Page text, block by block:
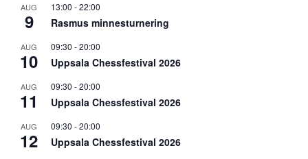
AUG
9
13:00 -22:00
Rasmus minnesturnering
AUG
10
09:30 -20:00
Uppsala Chessfestival 2026
AUG
11
09:30 -20:00
Uppsala Chessfestival 2026
AUG
12
09:30 -20:00
Uppsala Chessfestival 2026